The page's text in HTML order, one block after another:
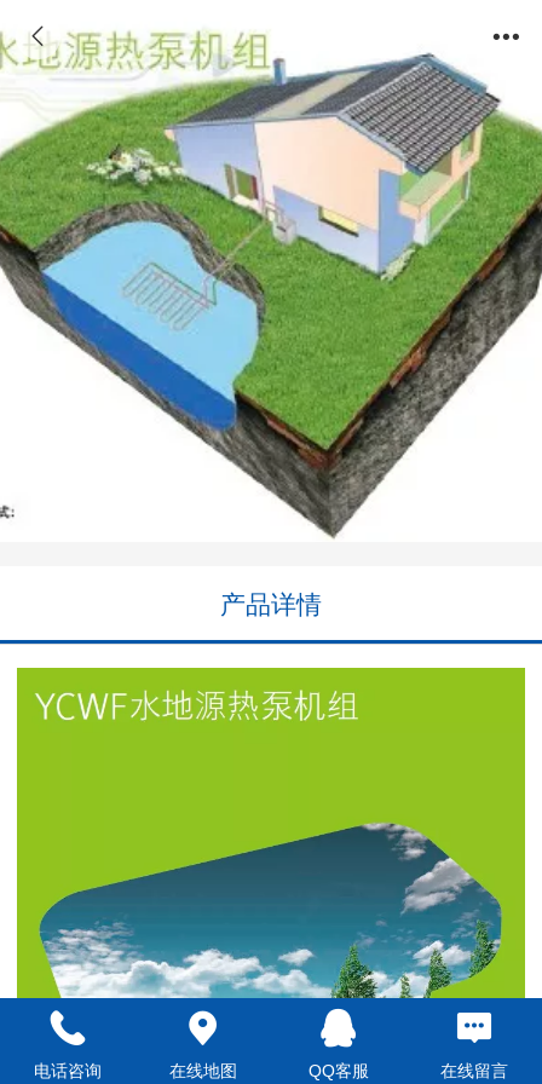
YCWF水地源热泵机组
产品详情
电话咨询 在线地图 QQ客服 在线留言